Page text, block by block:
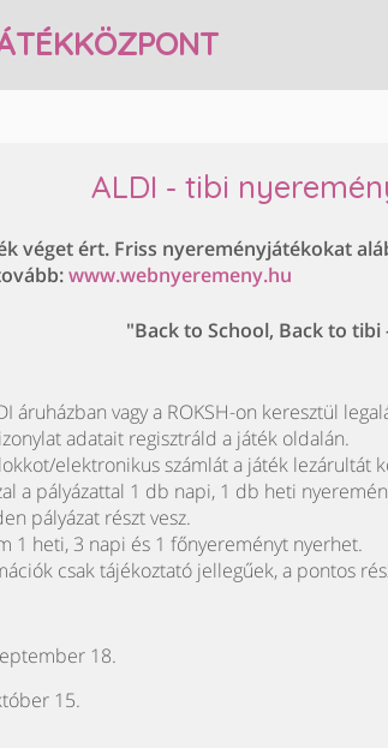
ALDI - tibi
véget ért. Friss nyereményjátékokat
www.webnyeremeny.hu
"Back to School, Back to tibi
áruházban vagy a ROKSH-on keresztül
adatait regisztráld a játék oldalán.
elektronikus számlát a játék lezárultát
a pályázattal 1 db napi, 1 db heti
pályázat részt vesz.
1 heti, 3 napi és 1 főnyereményt nyerhet.
csak tájékoztató jellegűek, a pontos
18.
15.